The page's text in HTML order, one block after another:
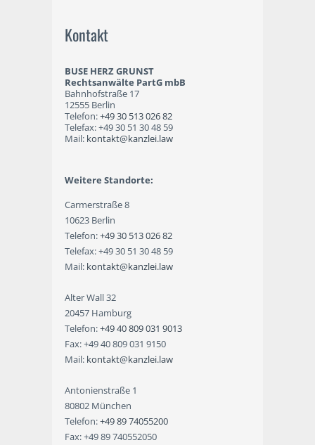
Kontakt
BUSE HERZ GRUNST
Rechtsanwälte PartG mbB
Bahnhofstraße 17
12555 Berlin
Telefon:+49 30 513 026 82
Telefax: +49 30 51 30 48 59
Mail: kontakt@kanzlei.law
Weitere Standorte:
Carmerstraße 8
10623 Berlin
Telefon:+49 30 513 026 82
Telefax: +49 30 51 30 48 59
Mail: kontakt@kanzlei.law
Alter Wall 32
20457 Hamburg
Telefon:+49 40 809 031 9013
Fax: +49 40 809 031 9150
Mail: kontakt@kanzlei.law
Antonienstraße 1
80802 München
Telefon:+49 89 74055200
Fax: +49 89 740552050